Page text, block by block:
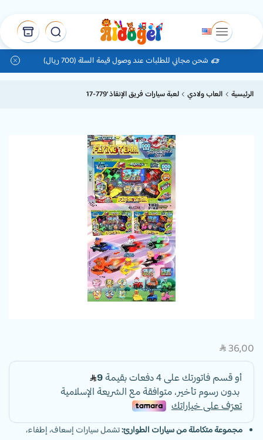
شحن مجاني للطلبات عند وصول قيمة السلة (700 ريال)
الرئيسية العاب ولادي لعبة سيارات فريق الإنقاذ ‘779-17
SAR 36,00
مجموعة متكاملة من سيارات الطوارئ:تشمل سيارات إسعاف، إطفاء،